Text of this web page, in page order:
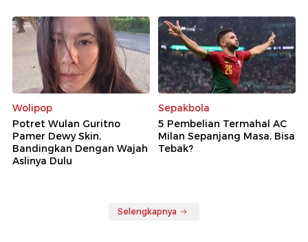
Wolipop
Potret Wulan Guritno
Pamer Dewy Skin,
Bandingkan Dengan Wajah
Aslinya Dulu
Sepakbola
5 Pembelian Termahal AC
Milan Sepanjang Masa, Bisa
Tebak?
Selengkapnya